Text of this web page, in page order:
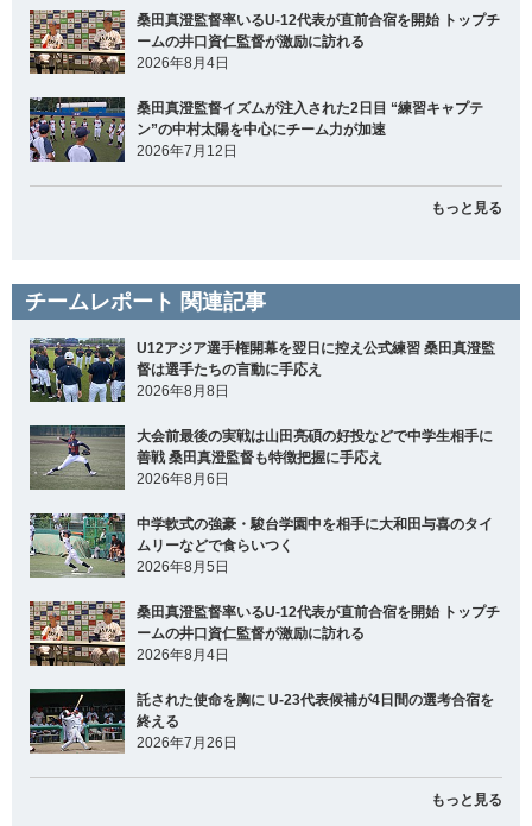
桑田真澄監督率いるU-12代表が直前合宿を開始 トップチ
ームの井口資仁監督が激励に訪れる
2026年8月4日
桑田真澄監督イズムが注入された2日目 “練習キャプテ
ン”の中村太陽を中心にチーム力が加速
2026年7月12日
もっと見る
チームレポート 関連記事
U12アジア選手権開幕を翌日に控え公式練習 桑田真澄監
督は選手たちの言動に手応え
2026年8月8日
大会前最後の実戦は山田亮碩の好投などで中学生相手に
善戦 桑田真澄監督も特徴把握に手応え
2026年8月6日
中学軟式の強豪・駿台学園中を相手に大和田与喜のタイ
ムリーなどで食らいつく
2026年8月5日
桑田真澄監督率いるU-12代表が直前合宿を開始 トップチ
ームの井口資仁監督が激励に訪れる
2026年8月4日
託された使命を胸に U-23代表候補が4日間の選考合宿を
終える
2026年7月26日
もっと見る